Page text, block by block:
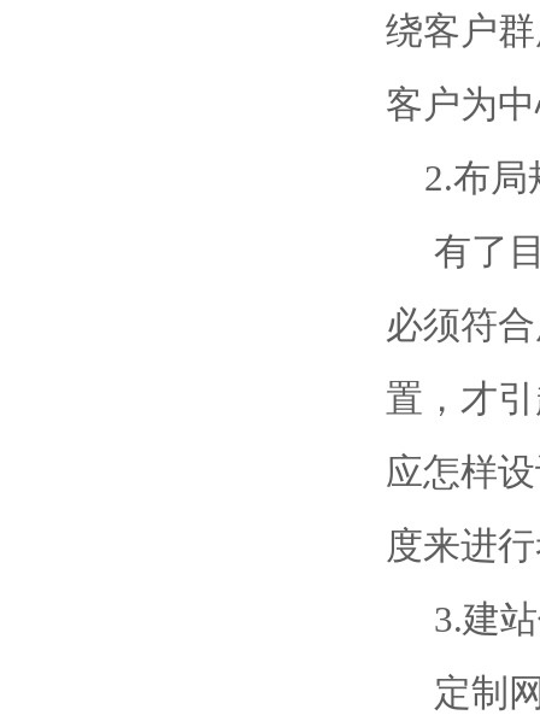
绕客户
客户为
2.布局
有了目
必须符
置，才
应怎样
度来进
3.建站
定制网